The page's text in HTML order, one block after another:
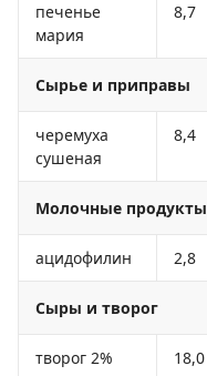
печенье
мария
8,7
Сырье и приправы
черемуха
сушеная
8,4
Молочные продукты
ацидофилин 2,8
Сыры и творог
творог 2% 18,0